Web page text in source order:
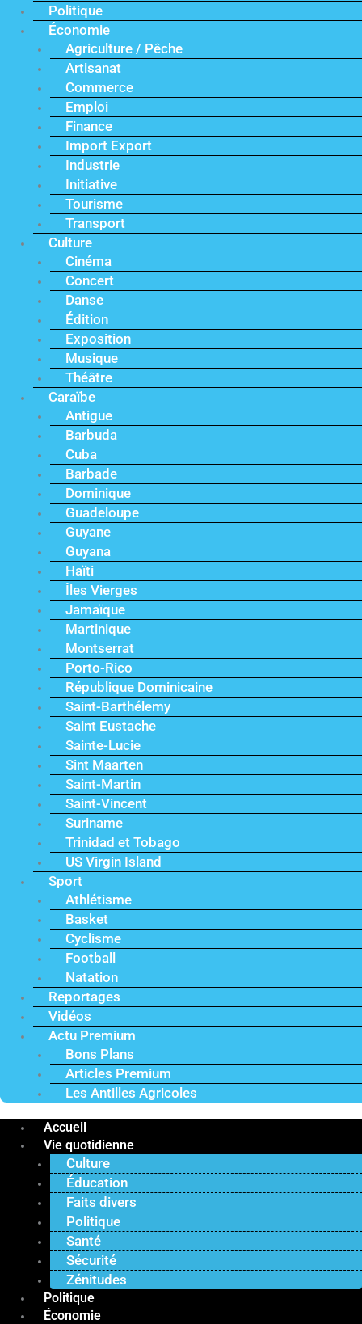
Politique
Économie
Agriculture / Pêche
Artisanat
Commerce
Emploi
Finance
Import Export
Industrie
Initiative
Tourisme
Transport
Culture
Cinéma
Concert
Danse
Édition
Exposition
Musique
Théâtre
Caraïbe
Antigue
Barbuda
Cuba
Barbade
Dominique
Guadeloupe
Guyane
Guyana
Haïti
Îles Vierges
Jamaïque
Martinique
Montserrat
Porto-Rico
République Dominicaine
Saint-Barthélemy
Saint Eustache
Sainte-Lucie
Sint Maarten
Saint-Martin
Saint-Vincent
Suriname
Trinidad et Tobago
US Virgin Island
Sport
Athlétisme
Basket
Cyclisme
Football
Natation
Reportages
Vidéos
Actu Premium
Bons Plans
Articles Premium
Les Antilles Agricoles
Accueil
Vie quotidienne
Culture
Éducation
Faits divers
Politique
Santé
Sécurité
Zénitudes
Politique
Économie